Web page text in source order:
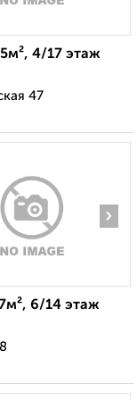
4/17 этаж
47
›
6/14 этаж